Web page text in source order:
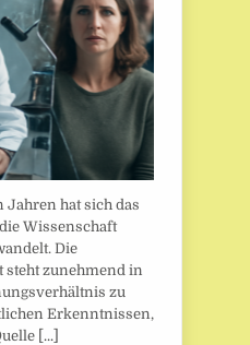
Jahren hat sich das
Wissenschaft
Die
steht zunehmend in
zu
Erkenntnissen,
[...]